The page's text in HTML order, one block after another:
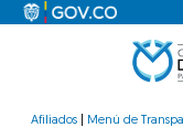
Afiliados| Menú de